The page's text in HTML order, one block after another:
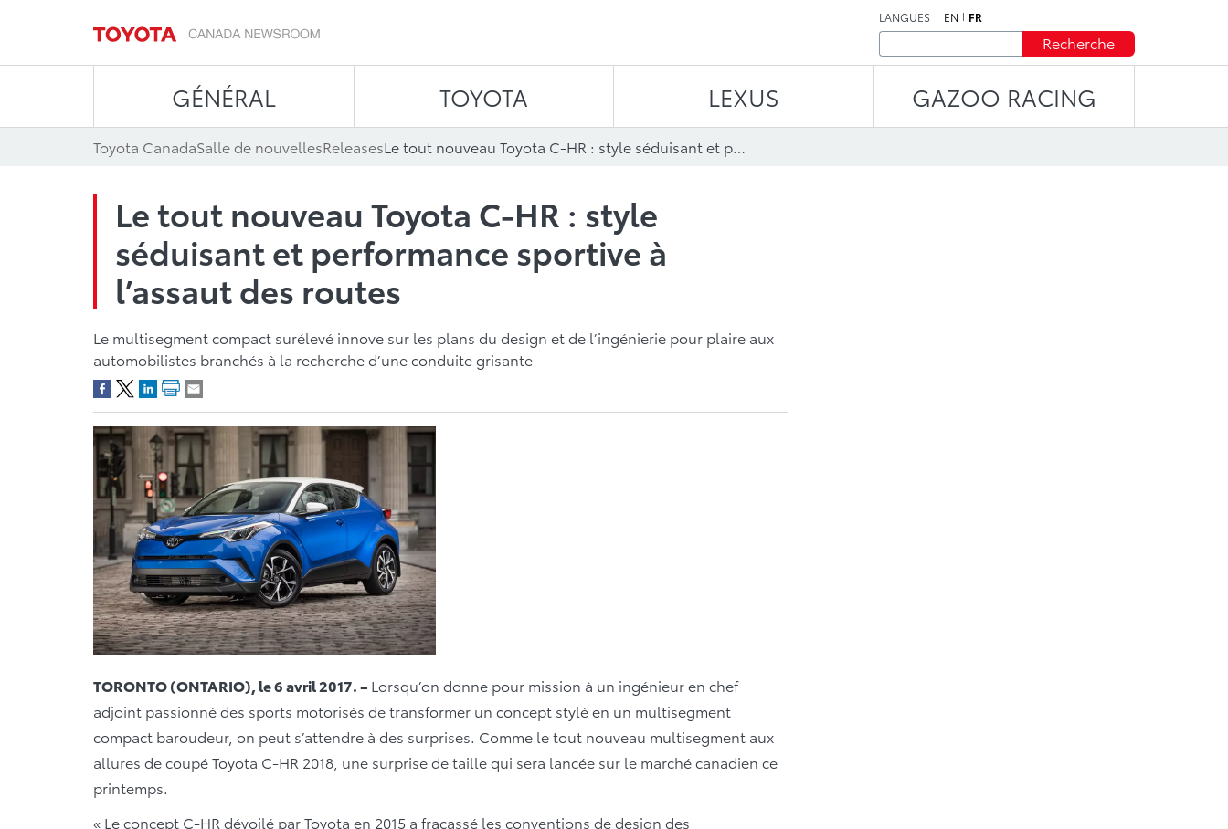
LANGUES EN FR
Recherche
GÉNÉRAL TOYOTA LEXUS GAZOO RACING
Toyota CanadaSalle de nouvellesReleases Le tout nouveau Toyota C-HR : style séduisant et performance sportive à l’assaut des routes
Le tout nouveau Toyota C-HR : style
séduisant et performance sportive à
l’assaut des routes
Le multisegment compact surélevé innove sur les plans du design et de l’ingénierie pour plaire aux
automobilistes branchés à la recherche d’une conduite grisante
TORONTO (ONTARIO), le 6 avril 2017. – Lorsqu’on donne pour mission à un ingénieur en chef
adjoint passionné des sports motorisés de transformer un concept stylé en un multisegment
compact baroudeur, on peut s’attendre à des surprises. Comme le tout nouveau multisegment aux
allures de coupé Toyota C-HR 2018, une surprise de taille qui sera lancée sur le marché canadien ce
printemps.
« Le concept C-HR dévoilé par Toyota en 2015 a fracassé les conventions de design des